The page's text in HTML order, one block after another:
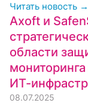
Читать новость →
Axoft и
области
ИТ-
08.07.2025